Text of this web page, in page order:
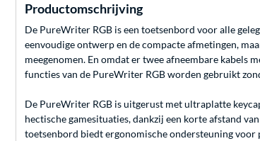
Productomschrijving
De PureWriter RGB is een toetsenbord voor alle
eenvoudige ontwerp en de compacte afmetingen,
meegenomen. En omdat er twee afneembare
functies van de PureWriter RGB worden gebruikt
De PureWriter RGB is uitgerust met ultraplatte
hectische gamesituaties, dankzij een korte afstand
toetsenbord biedt ergonomische ondersteuning voor